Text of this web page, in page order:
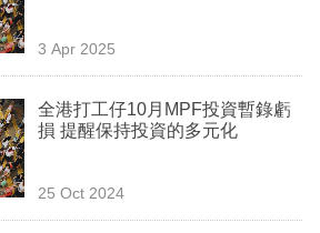
3 Apr 2025
全港打工仔10月MPF投資暫錄虧
損 提醒保持投資的多元化
25 Oct 2024